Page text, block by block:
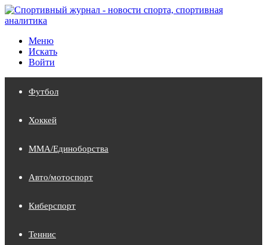
Меню
Искать
Войти
Футбол
Хоккей
MMA/Единоборства
Авто/мотоспорт
Киберспорт
Теннис